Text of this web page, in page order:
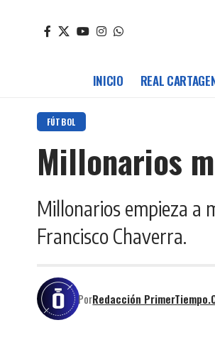
INICIO REAL
FÚTBOL
Millonarios
Millonarios empieza a
Francisco Chaverra.
PorRedacción